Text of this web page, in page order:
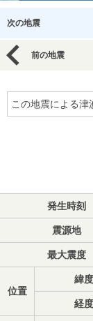
次の地震
前の地震
この地震による津
発生時刻
震源地
最大震度
位置
緯度
経度